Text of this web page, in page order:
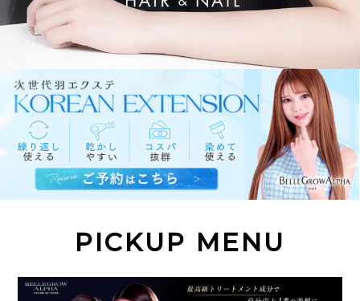
PICKUP MENU